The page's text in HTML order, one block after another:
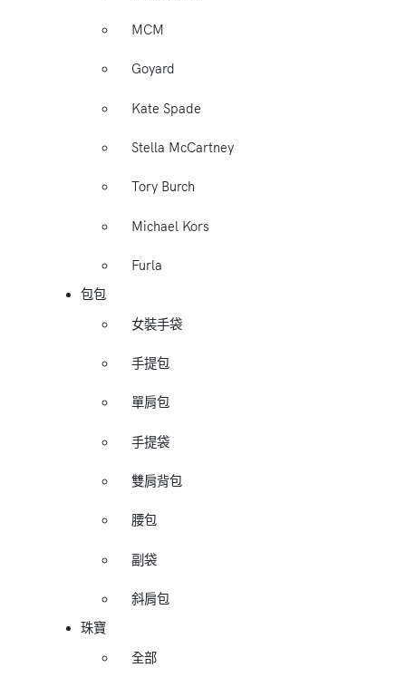
MCM
Goyard
Kate Spade
Stella McCartney
Tory Burch
Michael Kors
Furla
包包
女裝手袋
手提包
單肩包
手提袋
雙肩背包
腰包
副袋
斜肩包
珠寶
全部